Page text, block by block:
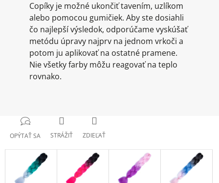
Copíky je možné ukončiť tavením, uzlíkom
alebo pomocou gumičiek. Aby ste dosiahli
čo najlepší výsledok, odporúčame vyskúšať
metódu úpravy najprv na jednom vrkoči a
potom ju aplikovať na ostatné pramene.
Nie všetky farby môžu reagovať na teplo
rovnako.
OPÝTAŤ SA STRÁŽIŤ ZDIEĽAŤ